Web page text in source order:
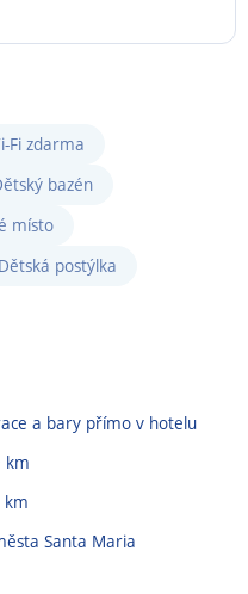
Fi zdarma
bazén
místo
Dětská postýlka
a bary přímo v hotelu
km
km
Santa Maria